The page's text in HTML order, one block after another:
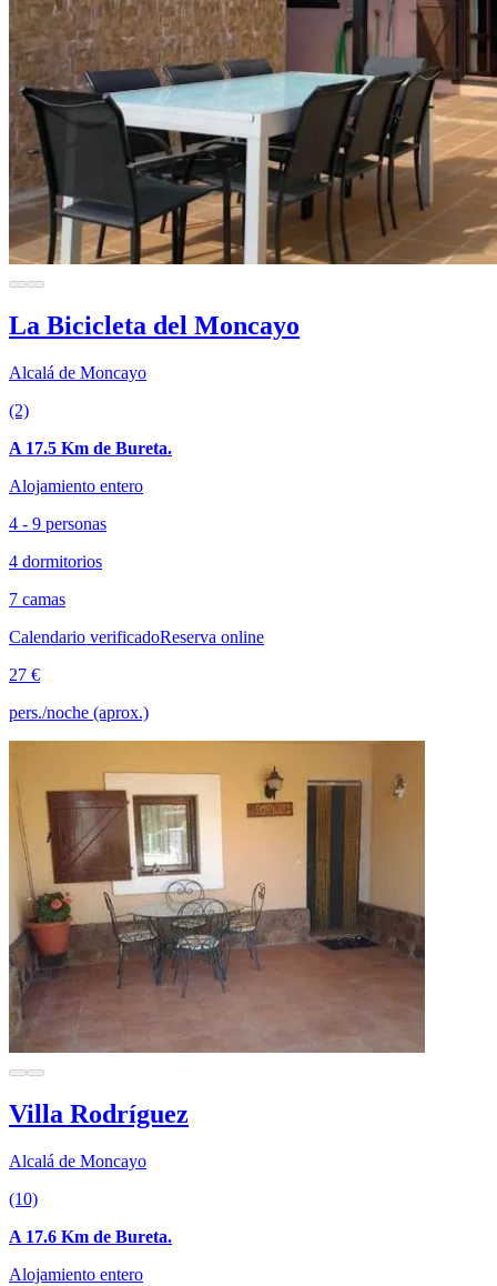
La Bicicleta del Moncayo
Alcalá de Moncayo
(2)
A 17.5 Km de Bureta.
Alojamiento entero
4 - 9 personas
4 dormitorios
7 camas
Calendario verificadoReserva online
27 €
pers./noche (aprox.)
Villa Rodríguez
Alcalá de Moncayo
(10)
A 17.6 Km de Bureta.
Alojamiento entero